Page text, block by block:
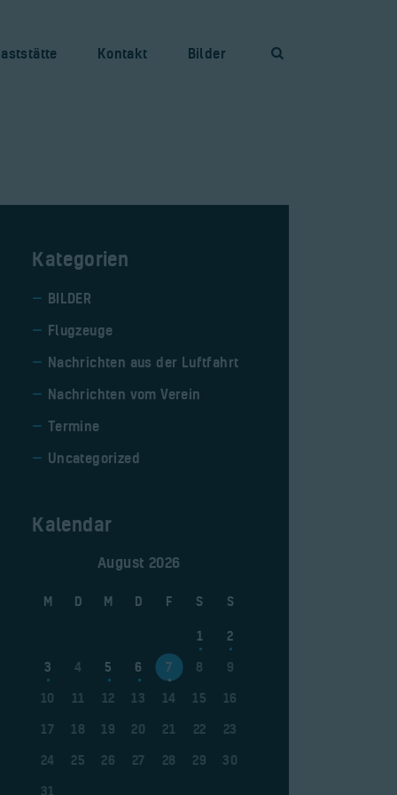
Kontakt Bilder
Kategorien
BILDER
Flugzeuge
Nachrichten aus der Luftfahrt
Nachrichten vom Verein
Termine
Uncategorized
Kalendar
August 2026
M D M D F S S
1
2
3
4 5 6 7 8
9
10
11 12 13 14 15
16
17
18 19 20 21 22
23
24
25 26 27 28 29
30
31